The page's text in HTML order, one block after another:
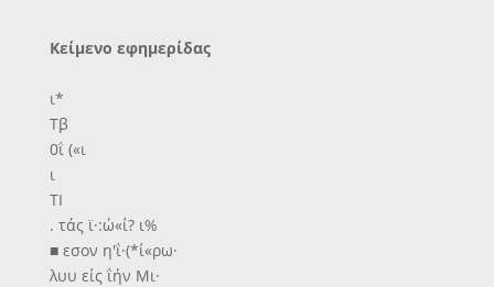
Κείμενο εφημερίδας
ι*
Τβ
0ΐ («ι
ι
ΤΙ
. τάς ϊ·:ώ«ί? ι%
■ εσον η'ΐ·(*ί«ρω·
λυυ είς ΐήν Μι·